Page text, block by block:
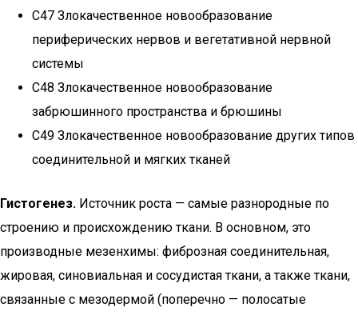
C47 Злокачественное новообразование
периферических нервов и вегетативной нервной
системы
C48 Злокачественное новообразование
забрюшинного пространства и брюшины
C49 Злокачественное новообразование других типов
соединительной и мягких тканей
Гистогенез. Источник роста — самые разнородные по
строению и происхождению ткани. В основном, это
производные мезенхимы: фиброзная соединительная,
жировая, синовиальная и сосудистая ткани, а также ткани,
связанные с мезодермой (поперечно — полосатые